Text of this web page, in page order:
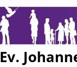
Ev.